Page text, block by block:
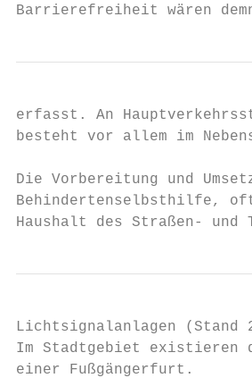
Barrierefreiheit wären
erfasst. An
besteht vor allem im
Die Vorbereitung und
Behindertenselbsthilfe, oft
Haushalt des Straßen-
Lichtsignalanlagen
Im Stadtgebiet existieren
einer Fußgängerfurt.